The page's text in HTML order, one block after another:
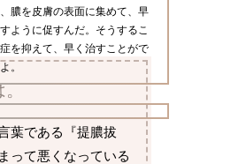
膿を皮膚の表面に集めて、早
ように促すんだ。そうするこ
を抑えて、早く治すことがで
。
。
葉である『提膿拔
って悪くなっている